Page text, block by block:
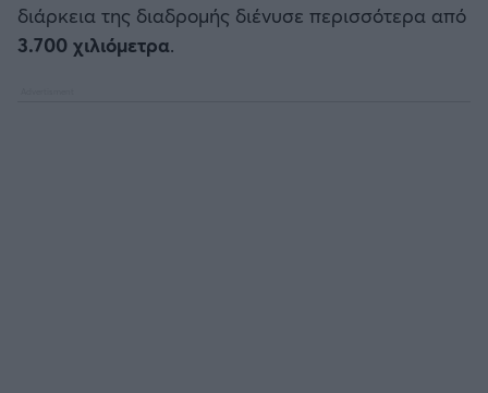
Μάντσεστερ Σίτι
διάρκεια της διαδρομής διένυσε περισσότερα από
3.700 χιλιόμετρα.